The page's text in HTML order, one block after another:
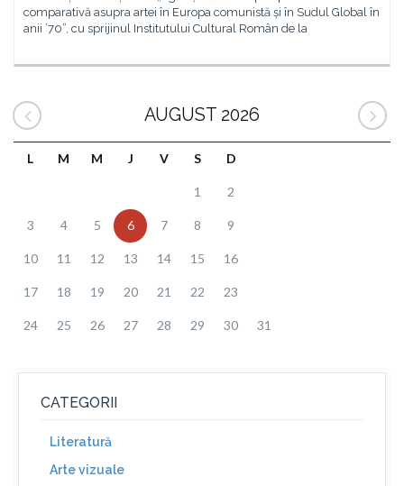
comparativă asupra artei în Europa comunistă și în Sudul Global în
anii ’70”, cu sprijinul Institutului Cultural Român de la
AUGUST 2026
L M M J V S D
1 2
3 4 5 6 7 8 9
10 11 12 13 14 15 16
17 18 19 20 21 22 23
24 25 26 27 28 29 30 31
CATEGORII
Literatură
Arte vizuale